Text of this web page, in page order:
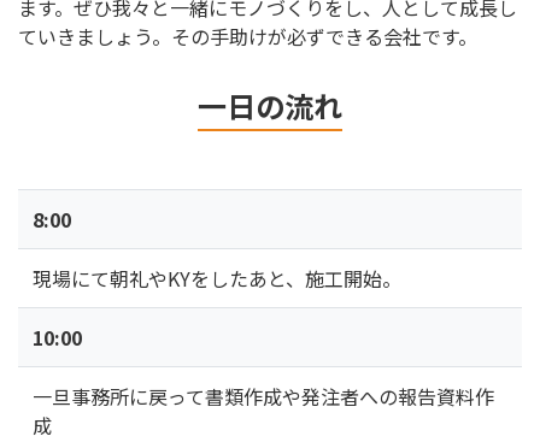
ます。ぜひ我々と一緒にモノづくりをし、人として成長し
ていきましょう。その手助けが必ずできる会社です。
一日の流れ
8:00
現場にて朝礼やKYをしたあと、施工開始。
10:00
一旦事務所に戻って書類作成や発注者への報告資料作
成